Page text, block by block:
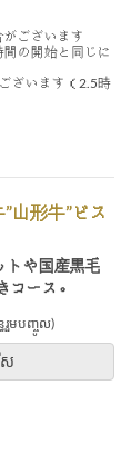
ございます
の開始と同じに
ざいます（2.5時
山形牛”ビス
トや国産黒毛
コース。
រួមបញ្ចូល)
ស